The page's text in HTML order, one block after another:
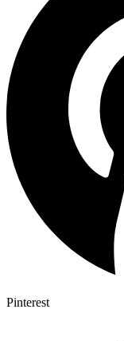
Pinterest